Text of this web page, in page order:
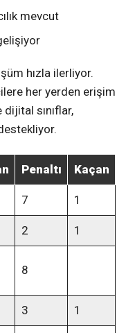
mevcut
hızla ilerliyor.
her yerden erişim
sınıflar,
Penaltı Kaçan
7 1
2 1
8
3 1